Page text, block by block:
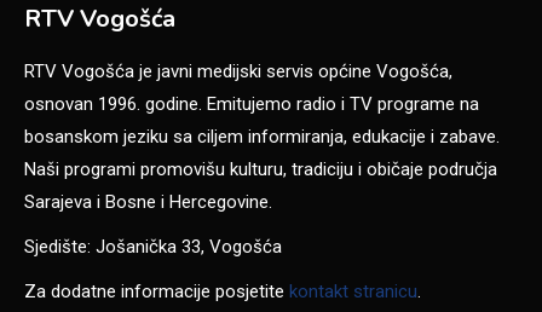
RTV Vogošća
RTV Vogošća je javni medijski servis općine Vogošća,
osnovan 1996. godine. Emitujemo radio i TV programe na
bosanskom jeziku sa ciljem informiranja, edukacije i zabave.
Naši programi promovišu kulturu, tradiciju i običaje područja
Sarajeva i Bosne i Hercegovine.
Sjedište: Jošanička 33, Vogošća
Za dodatne informacije posjetite kontakt stranicu.